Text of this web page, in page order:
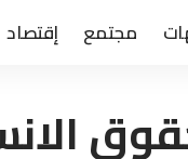
مجتمع إقتصاد